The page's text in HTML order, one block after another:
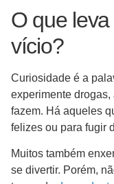
O que
vício?
Curiosidade é a
experimente
fazem. Há aqueles
felizes ou para fugir
Muitos também
se divertir. Porém,